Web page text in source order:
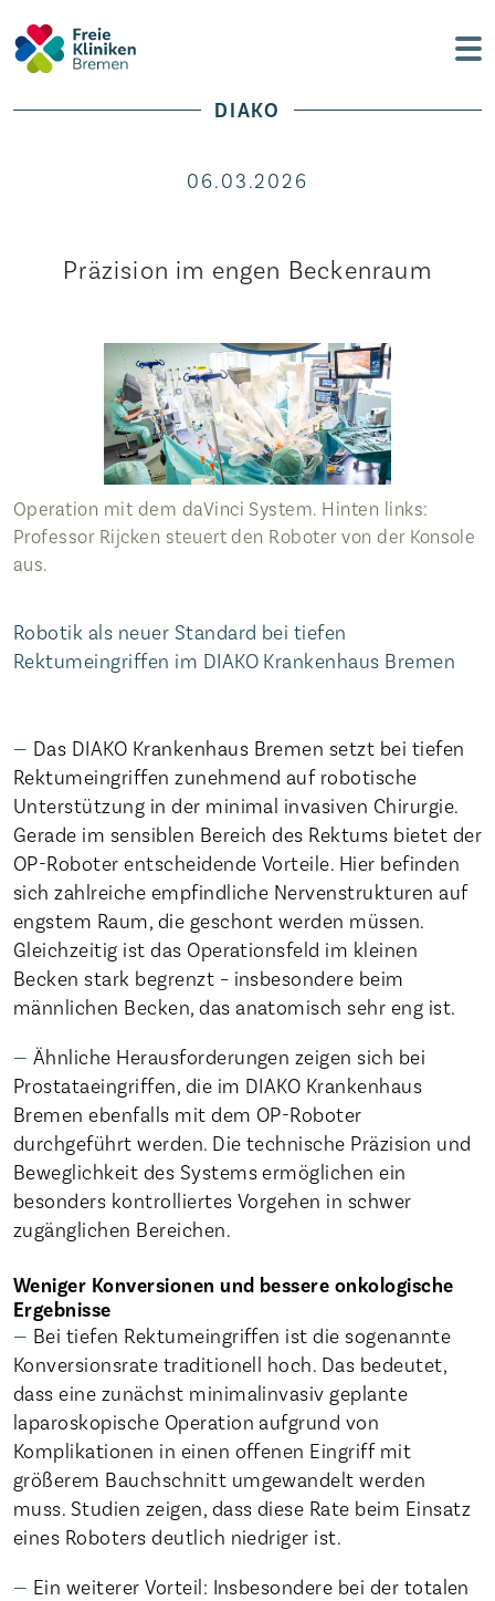
DIAKO
06.03.2026
Präzision im engen Beckenraum
Operation mit dem daVinci System. Hinten links:
Professor Rijcken steuert den Roboter von der Konsole
aus.
Robotik als neuer Standard bei tiefen
Rektumeingriffen im DIAKO Krankenhaus Bremen
Das DIAKO Krankenhaus Bremen setzt bei tiefen
Rektumeingriffen zunehmend auf robotische
Unterstützung in der minimal invasiven Chirurgie.
Gerade im sensiblen Bereich des Rektums bietet der
OP-Roboter entscheidende Vorteile. Hier befinden
sich zahlreiche empfindliche Nervenstrukturen auf
engstem Raum, die geschont werden müssen.
Gleichzeitig ist das Operationsfeld im kleinen
Becken stark begrenzt – insbesondere beim
männlichen Becken, das anatomisch sehr eng ist.
Ähnliche Herausforderungen zeigen sich bei
Prostataeingriffen, die im DIAKO Krankenhaus
Bremen ebenfalls mit dem OP-Roboter
durchgeführt werden. Die technische Präzision und
Beweglichkeit des Systems ermöglichen ein
besonders kontrolliertes Vorgehen in schwer
zugänglichen Bereichen.
Weniger Konversionen und bessere onkologische
Ergebnisse
Bei tiefen Rektumeingriffen ist die sogenannte
Konversionsrate traditionell hoch. Das bedeutet,
dass eine zunächst minimalinvasiv geplante
laparoskopische Operation aufgrund von
Komplikationen in einen offenen Eingriff mit
größerem Bauchschnitt umgewandelt werden
muss. Studien zeigen, dass diese Rate beim Einsatz
eines Roboters deutlich niedriger ist.
Ein weiterer Vorteil: Insbesondere bei der totalen